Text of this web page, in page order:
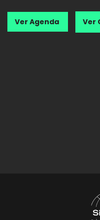
Ver Agenda Ver